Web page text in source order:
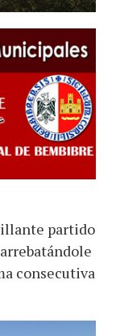
partido
consecutiva